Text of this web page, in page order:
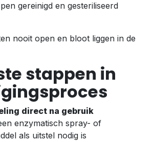
gereinigd en gesteriliseerd
nooit open en bloot liggen in de
stappen in
direct na gebruik
enzymatisch spray- of
als uitstel nodig is